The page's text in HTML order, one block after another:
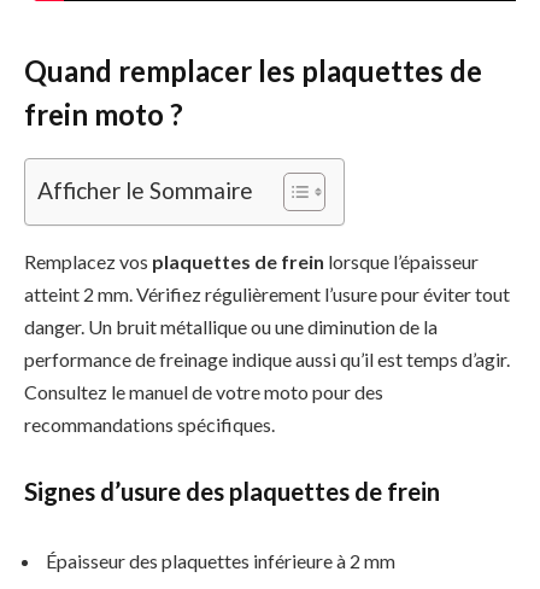
Quand remplacer les plaquettes de
frein moto ?
Afficher le Sommaire
Remplacez vos plaquettes de frein lorsque l’épaisseur
atteint 2 mm. Vérifiez régulièrement l’usure pour éviter tout
danger. Un bruit métallique ou une diminution de la
performance de freinage indique aussi qu’il est temps d’agir.
Consultez le manuel de votre moto pour des
recommandations spécifiques.
Signes d’usure des plaquettes de frein
Épaisseur des plaquettes inférieure à 2 mm